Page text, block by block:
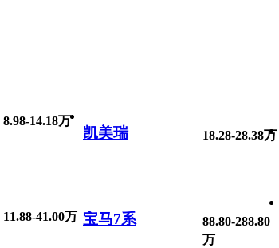
8.98-14.18万
凯美瑞 18.28-28.38万
11.88-41.00万 宝马7系
88.80-288.80
万